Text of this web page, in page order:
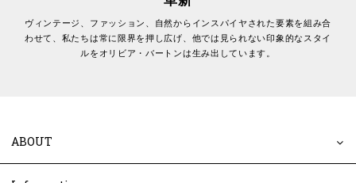
ヴィンテージ、ファッション、自然からインスパイヤされた要素を組み合
わせて、私たちは常に限界を押し広げ、他では見られない印象的なスタイ
ルをオリビア・バートンは生み出しています。
ABOUT